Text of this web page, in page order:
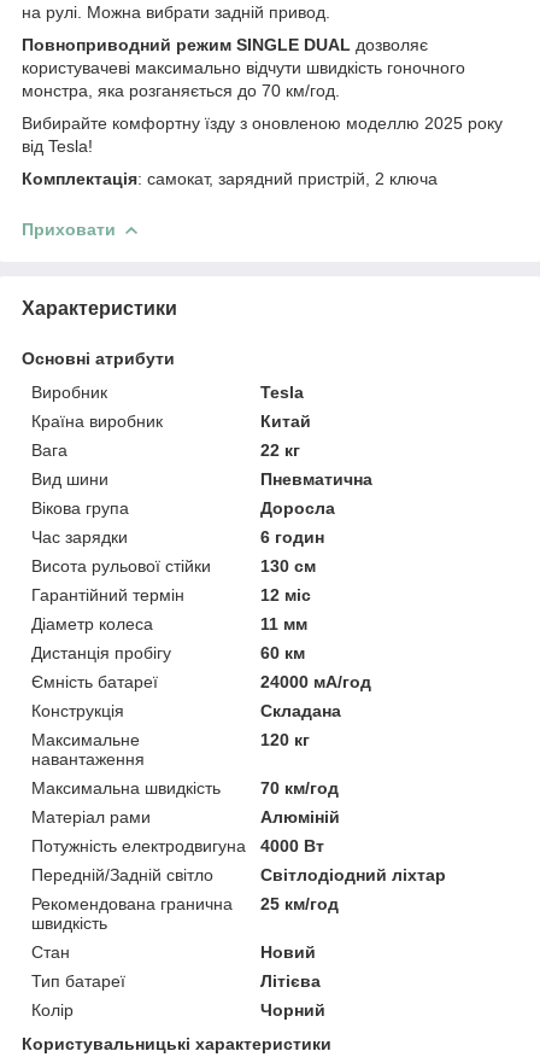
на рулі. Можна вибрати задній привод.
Повноприводний режим SINGLE DUAL дозволяє
користувачеві максимально відчути швидкість гоночного
монстра, яка розганяється до 70 км/год.
Вибирайте комфортну їзду з оновленою моделлю 2025 року
від Tesla!
Комплектація: самокат, зарядний пристрій, 2 ключа
Приховати
Характеристики
Основні атрибути
Виробник
Tesla
Країна виробник
Китай
Вага
22 кг
Вид шини
Пневматична
Вікова група
Доросла
Час зарядки
6 годин
Висота рульової стійки
130 см
Гарантійний термін
12 міс
Діаметр колеса
11 мм
Дистанція пробігу
60 км
Ємність батареї
24000 мА/год
Конструкція
Складана
Максимальне
навантаження
120 кг
Максимальна швидкість
70 км/год
Матеріал рами
Алюміній
Потужність електродвигуна
4000 Вт
Передній/Задній світло
Світлодіодний ліхтар
Рекомендована гранична
швидкість
25 км/год
Стан
Новий
Тип батареї
Літієва
Колір
Чорний
Користувальницькі характеристики